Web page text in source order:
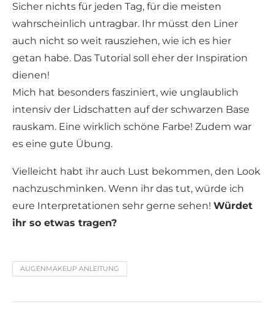
Sicher nichts für jeden Tag, für die meisten
wahrscheinlich untragbar. Ihr müsst den Liner
auch nicht so weit rausziehen, wie ich es hier
getan habe. Das Tutorial soll eher der Inspiration
dienen!
Mich hat besonders fasziniert, wie unglaublich
intensiv der Lidschatten auf der schwarzen Base
rauskam. Eine wirklich schöne Farbe! Zudem war
es eine gute Übung.
Vielleicht habt ihr auch Lust bekommen, den Look
nachzuschminken. Wenn ihr das tut, würde ich
eure Interpretationen sehr gerne sehen! Würdet
ihr so etwas tragen?
AUGENMAKEUP ANLEITUNG